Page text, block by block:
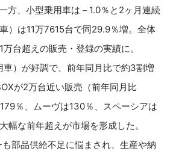
方、小型乗用車は－1.0％と2ヶ月連続
）は11万7615台で同29.9％増。全体
台超えの販売・登録の実績に。
車）が好調で、前年同月比で約3割増
が2万台近い販売（前年同月比
％、ムーヴは130％、スペーシアは
幅な前年超えが市場を形成した。
部品供給不足に悩まされ、生産や納